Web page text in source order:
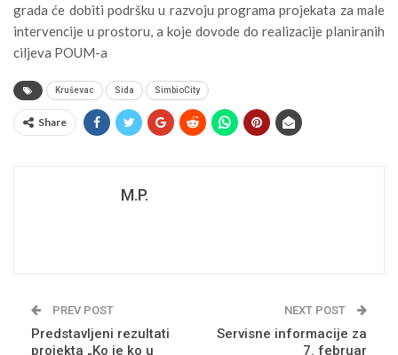
grada će dobiti podršku u razvoju programa projekata za male
intervencije u prostoru, a koje dovode do realizacije planiranih
ciljeva POUM-a
Kruševac Sida SimbioCity
Share
M.P.
PREV POST
Predstavljeni rezultati
projekta „Ko je ko u
NEXT POST
Servisne informacije za
7. februar